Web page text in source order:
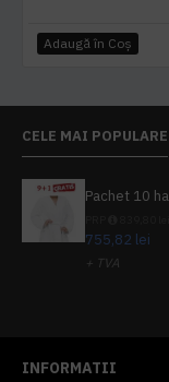
Adaugă în Coş
CELE MAI POPULARE
755,82 lei
+ TVA
INFORMATII